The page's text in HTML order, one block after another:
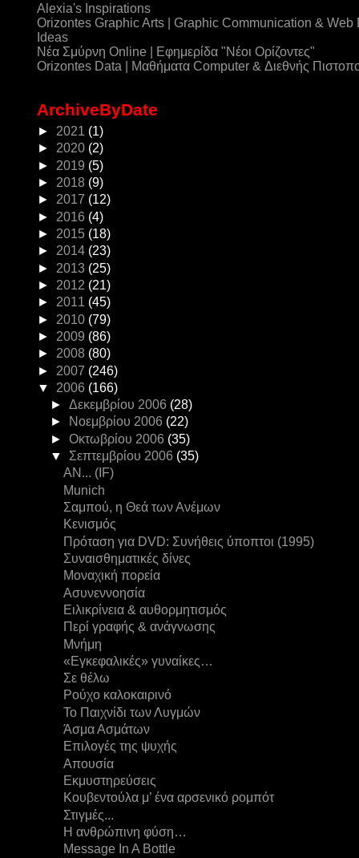
Alexia's Inspirations
Orizontes Graphic Arts | Graphic Communication & Web
Ideas
Νέα Σμύρνη Online | Εφημερίδα "Νέοι Ορίζοντες"
Orizontes Data | Μαθήματα Computer & Διεθνής
ArchiveByDate
► 2021 (1)
► 2020 (2)
► 2019 (5)
► 2018 (9)
► 2017 (12)
► 2016 (4)
► 2015 (18)
► 2014 (23)
► 2013 (25)
► 2012 (21)
► 2011 (45)
► 2010 (79)
► 2009 (86)
► 2008 (80)
► 2007 (246)
▼ 2006 (166)
► Δεκεμβρίου 2006 (28)
►
Νοεμβρίου 2006 (22)
► Οκτωβρίου 2006 (35)
▼ Σεπτεμβρίου 2006 (35)
ΑΝ... (IF)
Munich
Σαμπού, η Θεά των Ανέμων
Κενισμός
Πρόταση για DVD: Συνήθεις ύποπτοι (1995)
Συναισθηματικές δίνες
Μοναχική πορεία
Ασυνεννοησία
Ειλικρίνεια & αυθορμητισμός
Περί γραφής & ανάγνωσης
Μνήμη
«Εγκεφαλικές» γυναίκες…
Σε θέλω
Ρούχο καλοκαιρινό
Το Παιχνίδι των Λυγμών
Άσμα Ασμάτων
Επιλογές της ψυχής
Απουσία
Εκμυστηρεύσεις
Κουβεντούλα μ’ ένα αρσενικό ρομπότ
Στιγμές...
Η ανθρώπινη φύση…
Message In A Bottle